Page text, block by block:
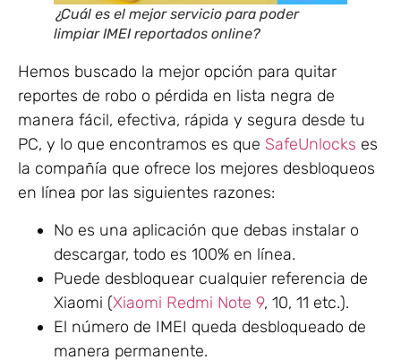
¿Cuál es el mejor servicio para poder
limpiar IMEI reportados online?
Hemos buscado la mejor opción para quitar
reportes de robo o pérdida en lista negra de
manera fácil, efectiva, rápida y segura desde tu
PC, y lo que encontramos es que SafeUnlocks es
la compañía que ofrece los mejores desbloqueos
en línea por las siguientes razones:
No es una aplicación que debas instalar o
descargar, todo es 100% en línea.
Puede desbloquear cualquier referencia de
Xiaomi (Xiaomi Redmi Note 9, 10, 11 etc.).
El número de IMEI queda desbloqueado de
manera permanente.